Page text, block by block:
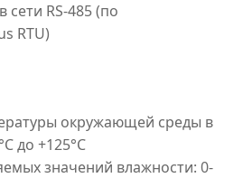
RS-485 (по
RTU)
окружающей среды в
до +125°С
значений влажности: 0-